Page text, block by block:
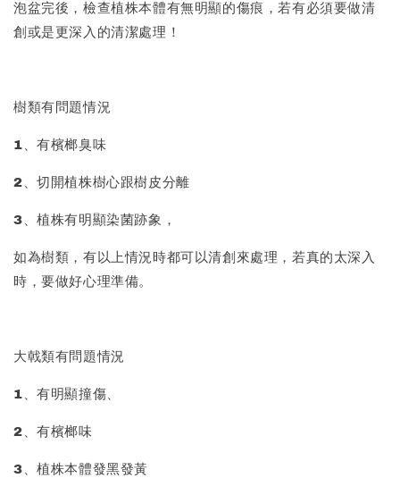
泡盆完後，檢查植株本體有無明顯的傷痕，若有必須要做清
創或是更深入的清潔處理！
樹類有問題情況
1、有檳榔臭味
2、切開植株樹心跟樹皮分離
3、植株有明顯染菌跡象，
如為樹類，有以上情況時都可以清創來處理，若真的太深入
時，要做好心理準備。
大戟類有問題情況
1、有明顯撞傷、
2、有檳榔味
3、植株本體發黑發黃